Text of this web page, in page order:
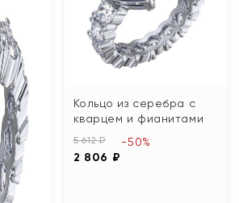
Кольцо из серебра с
кварцем и фианитами
5 612 ₽
2 806 ₽
-50%